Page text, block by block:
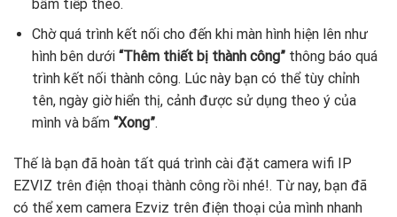
bấm tiếp theo.
Chờ quá trình kết nối cho đến khi màn hình hiện lên như
hình bên dưới “Thêm thiết bị thành công”thông báo quá
trình kết nối thành công. Lúc này bạn có thể tùy chỉnh
tên, ngày giờ hiển thị, cảnh được sử dụng theo ý của
mình và bấm “Xong”.
Thế là bạn đã hoàn tất quá trình cài đặt camera wifi IP
EZVIZ trên điện thoại thành công rồi nhé!. Từ nay, bạn đã
có thể xem camera Ezviz trên điện thoại của mình nhanh